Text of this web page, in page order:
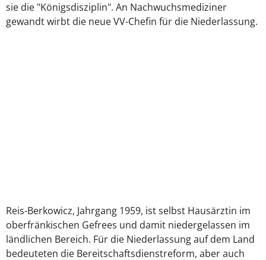
sie die "Königsdisziplin". An Nachwuchsmediziner
gewandt wirbt die neue VV-Chefin für die Niederlassung.
Reis-Berkowicz, Jahrgang 1959, ist selbst Hausärztin im
oberfränkischen Gefrees und damit niedergelassen im
ländlichen Bereich. Für die Niederlassung auf dem Land
bedeuteten die Bereitschaftsdienstreform, aber auch